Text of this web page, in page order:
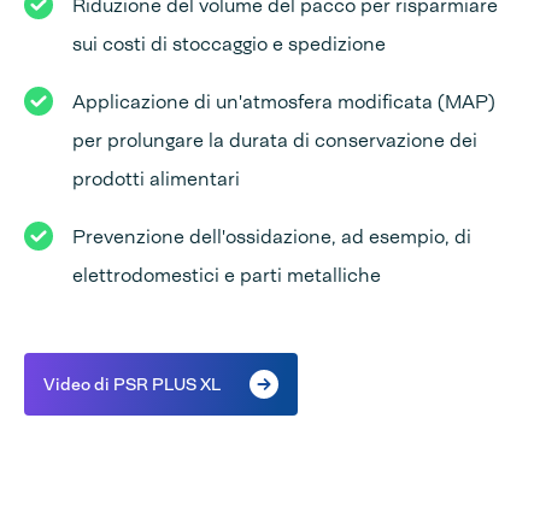
Riduzione del volume del pacco per risparmiare
sui costi di stoccaggio e spedizione
Applicazione di un'atmosfera modificata (MAP)
per prolungare la durata di conservazione dei
prodotti alimentari
Prevenzione dell'ossidazione, ad esempio, di
elettrodomestici e parti metalliche
Video di PSR PLUS XL